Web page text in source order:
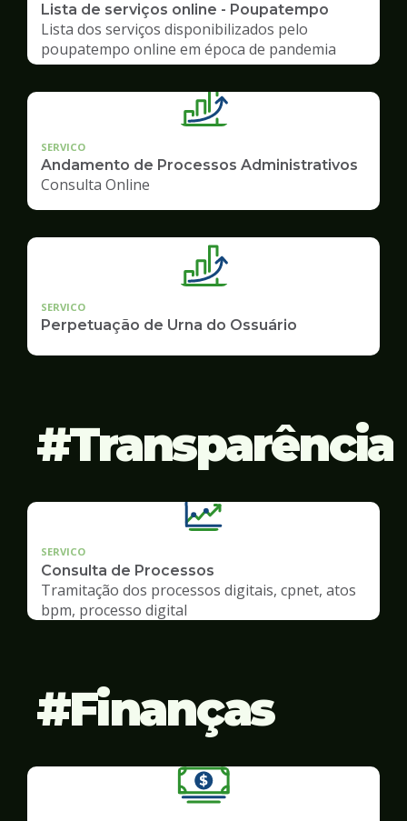
Lista de serviços online - Poupatempo
Lista dos serviços disponibilizados pelo
poupatempo online em época de pandemia
SERVICO
Andamento de Processos Administrativos
Consulta Online
SERVICO
Perpetuação de Urna do Ossuário
Transparência
SERVICO
Consulta de Processos
Tramitação dos processos digitais, cpnet, atos
bpm, processo digital
Finanças